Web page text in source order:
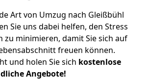
Art von Umzug nach Gleißbühl
Sie uns dabei helfen, den Stress
zu minimieren, damit Sie sich auf
freuen können.
und holen Sie sich kostenlose
Angebote!